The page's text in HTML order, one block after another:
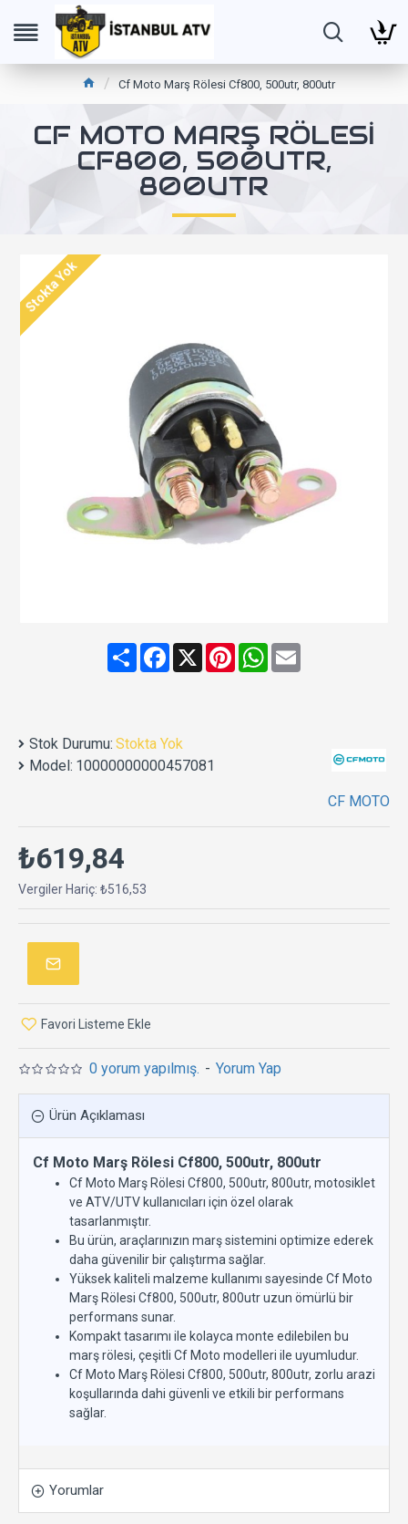
Cf Moto Marş Rölesi Cf800, 500utr, 800utr
CF MOTO MARŞ RÖLESI
CF800, 500UTR,
800UTR
Stokta Yok
ShareFacebook
X PinterestWhatsApp
Email
Stok Durumu: Stokta Yok
Model: 10000000000457081
CF MOTO
0 yorum yapılmış. - Yorum Yap
₺619,84
Vergiler Hariç: ₺516,53
Favori Listeme Ekle
Ürün Açıklaması
Cf Moto Marş Rölesi Cf800, 500utr, 800utr
Cf Moto Marş Rölesi Cf800, 500utr, 800utr, motosiklet
ve ATV/UTV kullanıcıları için özel olarak
tasarlanmıştır.
Bu ürün, araçlarınızın marş sistemini optimize ederek
daha güvenilir bir çalıştırma sağlar.
Yüksek kaliteli malzeme kullanımı sayesinde Cf Moto
Marş Rölesi Cf800, 500utr, 800utr uzun ömürlü bir
performans sunar.
Kompakt tasarımı ile kolayca monte edilebilen bu
marş rölesi, çeşitli Cf Moto modelleri ile uyumludur.
Cf Moto Marş Rölesi Cf800, 500utr, 800utr, zorlu arazi
koşullarında dahi güvenli ve etkili bir performans
sağlar.
Yorumlar